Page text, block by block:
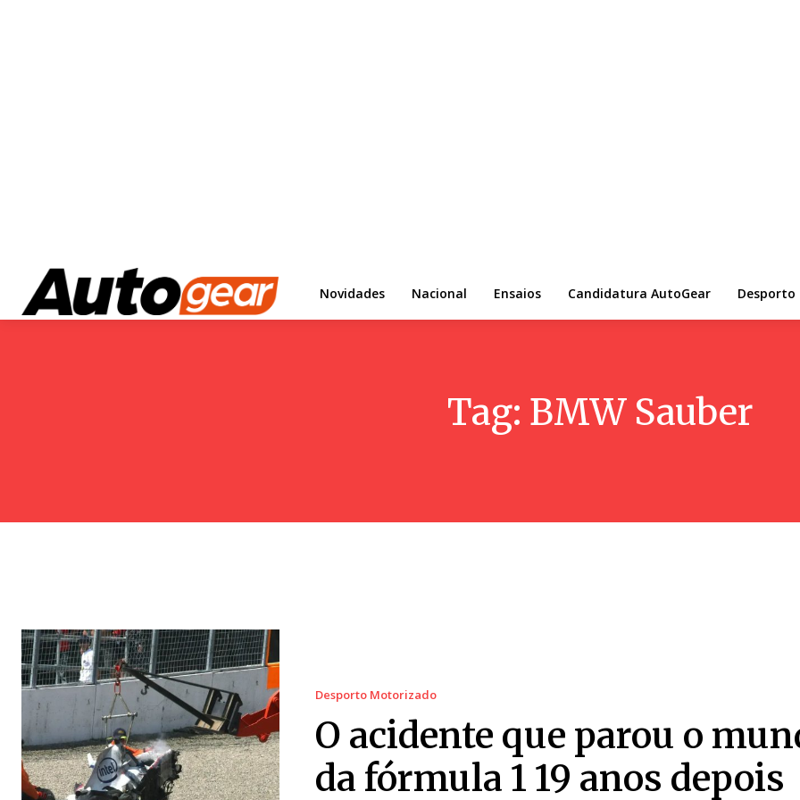
Novidades Nacional Ensaios Candidatura AutoGear
Tag: BMW Sauber
Desporto Motorizado
O acidente que parou o
da fórmula 1 19 anos depois